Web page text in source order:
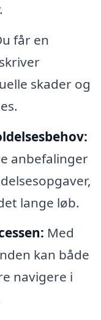
får en
skader og
anbefalinger
lange løb.
Med
kan både
navigere i